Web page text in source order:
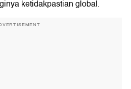
ketidakpastian global.